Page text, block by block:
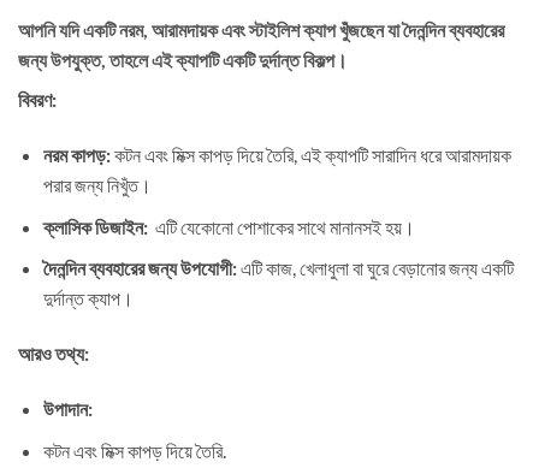
আপনি যদি একটি নরম, আরামদায়ক এবং স্টাইলিশ ক্যাপ খুঁজছেন যা দৈনন্দিন ব্যবহারের
জন্য উপযুক্ত, তাহলে এই ক্যাপটি একটি দুর্দান্ত বিকল্প।
বিবরণ:
নরম কাপড়:কটন এবং মিক্স কাপড় দিয়ে তৈরি, এই ক্যাপটি সারাদিন ধরে আরামদায়ক
পরার জন্য নিখুঁত।
ক্লাসিক ডিজাইন:এটি যেকোনো পোশাকের সাথে মানানসই হয়।
দৈনন্দিন ব্যবহারের জন্য উপযোগী:এটি কাজ, খেলাধুলা বা ঘুরে বেড়ানোর জন্য একটি
দুর্দান্ত ক্যাপ।
আরও তথ্য:
উপাদান:
কটন এবং মিক্স কাপড় দিয়ে তৈরি.